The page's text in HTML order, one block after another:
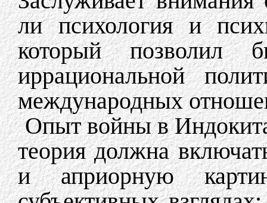
ли психология и
который позволил
иррациональной
международных
Опыт войны в
теория должна
и априорную